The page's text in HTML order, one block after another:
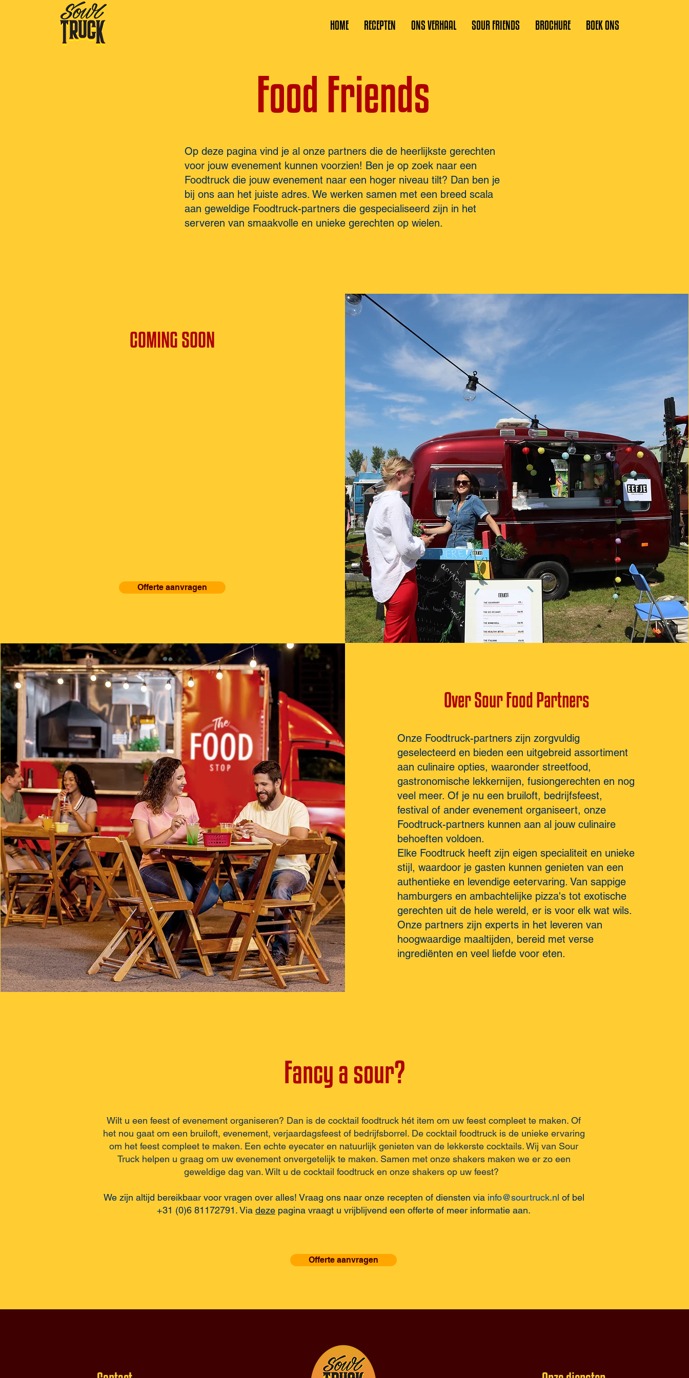
HOME RECEPTEN ONS VERHAAL SOUR FRIENDS BROCHURE BOEK ONS
Food Friends
Op deze pagina vind je al onze partners die de heerlijkste gerechten
voor jouw evenement kunnen voorzien! Ben je op zoek naar een
Foodtruck die jouw evenement naar een hoger niveau tilt? Dan ben je
bij ons aan het juiste adres. We werken samen met een breed scala
aan geweldige Foodtruck-partners die gespecialiseerd zijn in het
serveren van smaakvolle en unieke gerechten op wielen.
COMING SOON
Offerte aanvragen
Over Sour Food Partners
Onze Foodtruck-partners zijn zorgvuldig
geselecteerd en bieden een uitgebreid assortiment
aan culinaire opties, waaronder streetfood,
gastronomische lekkernijen, fusiongerechten en nog
veel meer. Of je nu een bruiloft, bedrijfsfeest,
festival of ander evenement organiseert, onze
Foodtruck-partners kunnen aan al jouw culinaire
behoeften voldoen.
Elke Foodtruck heeft zijn eigen specialiteit en unieke
stijl, waardoor je gasten kunnen genieten van een
authentieke en levendige eetervaring. Van sappige
hamburgers en ambachtelijke pizza's tot exotische
gerechten uit de hele wereld, er is voor elk wat wils.
Onze partners zijn experts in het leveren van
hoogwaardige maaltijden, bereid met verse
ingrediënten en veel liefde voor eten.
Fancy a sour?
Wilt u een feest of evenement organiseren? Dan is de cocktail foodtruck hét item om uw feest compleet te maken. Of
het nou gaat om een bruiloft, evenement, verjaardagsfeest of bedrijfsborrel. De cocktail foodtruck is de unieke ervaring
om het feest compleet te maken. Een echte eyecater en natuurlijk genieten van de lekkerste cocktails. Wij van Sour
Truck helpen u graag om uw evenement onvergetelijk te maken. Samen met onze shakers maken we er zo een
geweldige dag van. Wilt u de cocktail foodtruck en onze shakers op uw feest?
We zijn altijd bereikbaar voor vragen over alles! Vraag ons naar onze recepten of diensten via info@sourtruck.nl of bel
+31 (0)6 81172791. Via deze pagina vraagt u vrijblijvend een offerte of meer informatie aan.
Offerte aanvragen